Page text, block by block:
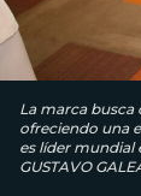
La marca busca
ofreciendo una
es líder mundial
GUSTAVO